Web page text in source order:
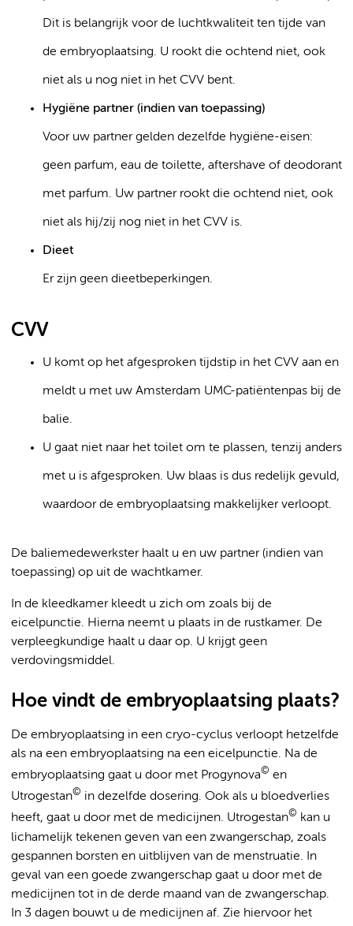
Dit is belangrijk voor de luchtkwaliteit ten tijde van
de embryoplaatsing. U rookt die ochtend niet, ook
niet als u nog niet in het CVV bent.
Hygiëne partner (indien van toepassing)
Voor uw partner gelden dezelfde hygiëne-eisen:
geen parfum, eau de toilette, aftershave of deodorant
met parfum. Uw partner rookt die ochtend niet, ook
niet als hij/zij nog niet in het CVV is.
Dieet
Er zijn geen dieetbeperkingen.
CVV
U komt op het afgesproken tijdstip in het CVV aan en
meldt u met uw Amsterdam UMC-patiëntenpas bij de
balie.
U gaat niet naar het toilet om te plassen, tenzij anders
met u is afgesproken. Uw blaas is dus redelijk gevuld,
waardoor de embryoplaatsing makkelijker verloopt.
De baliemedewerkster haalt u en uw partner (indien van
toepassing) op uit de wachtkamer.
In de kleedkamer kleedt u zich om zoals bij de
eicelpunctie. Hierna neemt u plaats in de rustkamer. De
verpleegkundige haalt u daar op. U krijgt geen
verdovingsmiddel.
Hoe vindt de embryoplaatsing plaats?
De embryoplaatsing in een cryo-cyclus verloopt hetzelfde
als na een embryoplaatsing na een eicelpunctie. Na de
embryoplaatsing gaat u door met Progynova© en
Utrogestan© in dezelfde dosering. Ook als u bloedverlies
heeft, gaat u door met de medicijnen. Utrogestan© kan u
lichamelijk tekenen geven van een zwangerschap, zoals
gespannen borsten en uitblijven van de menstruatie. In
geval van een goede zwangerschap gaat u door met de
medicijnen tot in de derde maand van de zwangerschap.
In 3 dagen bouwt u de medicijnen af. Zie hiervoor het